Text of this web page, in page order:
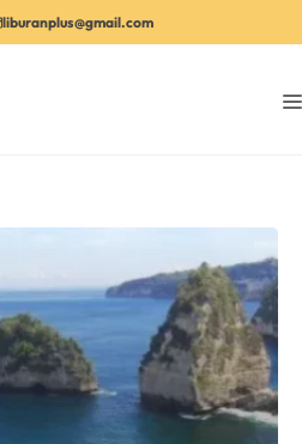
liburanplus@gmail.com